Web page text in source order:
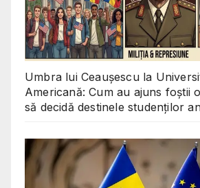
Umbra lui Ceaușescu la
Americană: Cum au ajuns foștii
să decidă destinele studenților